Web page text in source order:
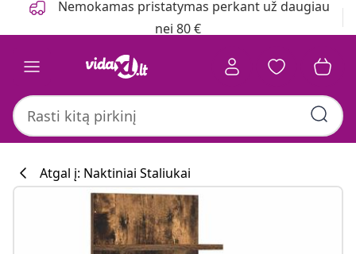
Nemokamas pristatymas perkant už daugiau
nei 80 €
Atgal į: Naktiniai Staliukai